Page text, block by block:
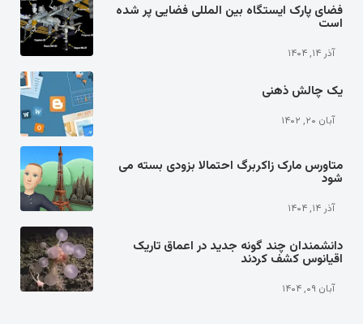
فضای پارک ایستگاه بین المللی فضایی پر شده
است
آذر ۱۴, ۱۴۰۴
یک چالش ذهنی
آبان ۲۰, ۱۴۰۲
متاورس مارک زاکربرگ احتمالا بزودی بسته می
شود
آذر ۱۴, ۱۴۰۴
دانشمندان چند گونه جدید در اعماق تاریک
اقیانوس کشف کردند
آبان ۰۹, ۱۴۰۴